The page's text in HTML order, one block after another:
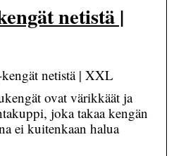
netistä |
netistä | XXL
ovat värikkäät ja
joka takaa kengän
ei kuitenkaan halua